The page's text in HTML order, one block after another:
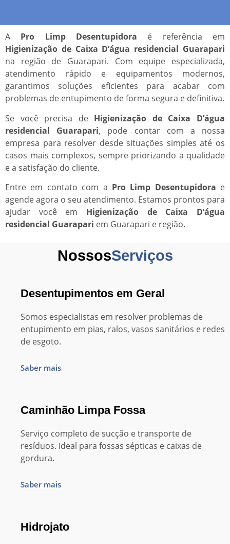
A Pro Limp Desentupidora é referência em
Higienização de Caixa D’água residencial Guarapari
na região de Guarapari. Com equipe especializada,
atendimento rápido e equipamentos modernos,
garantimos soluções eficientes para acabar com
problemas de entupimento de forma segura e definitiva.
Se você precisa de Higienização de Caixa D’água
residencial Guarapari, pode contar com a nossa
empresa para resolver desde situações simples até os
casos mais complexos, sempre priorizando a qualidade
e a satisfação do cliente.
Entre em contato com a Pro Limp Desentupidora e
agende agora o seu atendimento. Estamos prontos para
ajudar você em Higienização de Caixa D’água
residencial Guarapari em Guarapari e região.
NossosServiços
Desentupimentos em Geral
Somos especialistas em resolver problemas de
entupimento em pias, ralos, vasos sanitários e redes
de esgoto.
Saber mais
Caminhão Limpa Fossa
Serviço completo de sucção e transporte de
resíduos. Ideal para fossas sépticas e caixas de
gordura.
Saber mais
Hidrojato